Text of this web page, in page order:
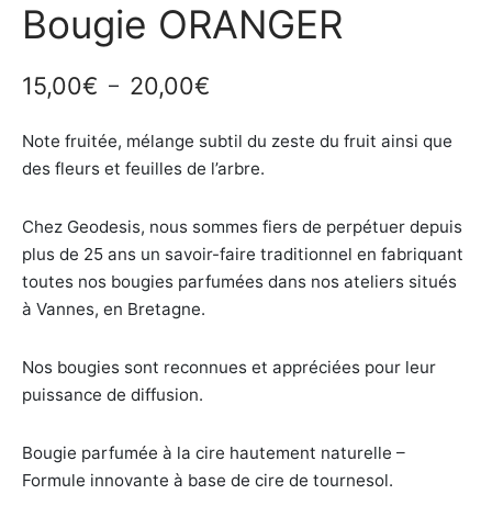
Bougie ORANGER
15,00€ – 20,00€
prix :
15,00€
20,00€
Note fruitée, mélange subtil du zeste du fruit ainsi que
des fleurs et feuilles de l’arbre.
Chez Geodesis, nous sommes fiers de perpétuer depuis
plus de 25 ans un savoir-faire traditionnel en fabriquant
toutes nos bougies parfumées dans nos ateliers situés
à Vannes, en Bretagne.
Nos bougies sont reconnues et appréciées pour leur
puissance de diffusion.
Bougie parfumée à la cire hautement naturelle –
Formule innovante à base de cire de tournesol.